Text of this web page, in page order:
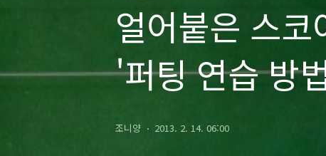
얼어붙은 스
'퍼팅 연습 방
조니양 2013. 2. 14. 06:00